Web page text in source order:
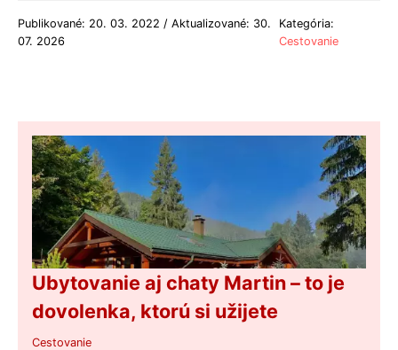
Publikované: 20. 03. 2022 / Aktualizované: 30.
07. 2026
Kategória:
Cestovanie
Ubytovanie aj chaty Martin – to je
dovolenka, ktorú si užijete
Cestovanie